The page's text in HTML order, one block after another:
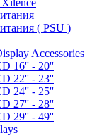
Xilence
( PSU )
Accessories
16'' - 20''
22'' - 23''
24'' - 25''
27'' - 28''
29'' - 49''